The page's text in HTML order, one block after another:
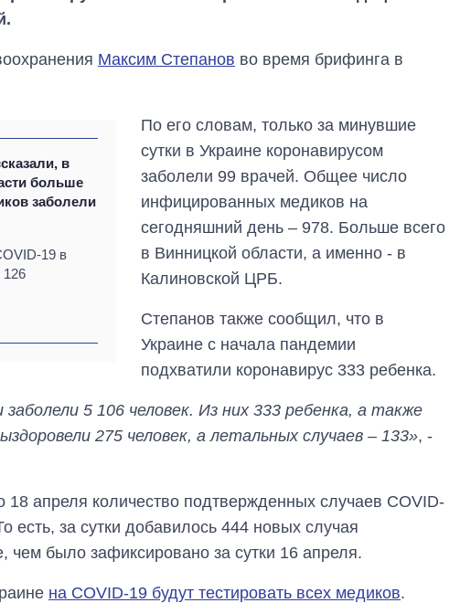
Максим Степанов во время брифинга в
в
больше
заболели
19 в
126
По его словам, только за минувшие
сутки в Украине коронавирусом
заболели 99 врачей. Общее число
инфицированных медиков на
сегодняшний день – 978. Больше всего
в Винницкой области, а именно - в
Калиновской ЦРБ.
Степанов также сообщил, что в
Украине с начала пандемии
подхватили коронавирус 333 ребенка.
5 106 человек. Из них 333 ребенка, а также
275 человек, а летальных случаев – 133», -
апреля количество подтвержденных случаев COVID-
есть, за сутки добавилось 444 новых случая
чем было зафиксировано за сутки 16 апреля.
на COVID-19 будут тестировать всех медиков.
Дефицит памяти:
на чипы за
последние годы и